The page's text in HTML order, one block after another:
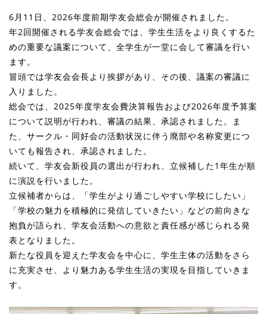
6月11日、2026年度前期学友会総会が開催されました。
年2回開催される学友会総会では、学生生活をより良くするた
めの重要な議案について、全学生が一堂に会して審議を行い
ます。
冒頭では学友会会長より挨拶があり、その後、議案の審議に
入りました。
総会では、2025年度学友会費決算報告および2026年度予算案
について説明が行われ、審議の結果、承認されました。ま
た、サークル・同好会の活動状況に伴う廃部や名称変更につ
いても報告され、承認されました。
続いて、学友会新役員の選出が行われ、立候補した1年生が順
に演説を行いました。
立候補者からは、「学生がより過ごしやすい学校にしたい」
「学校の魅力を積極的に発信していきたい」などの前向きな
抱負が語られ、学友会活動への意欲と責任感が感じられる発
表となりました。
新たな役員を迎えた学友会を中心に、学生主体の活動をさら
に充実させ、より魅力ある学生生活の実現を目指していきま
す。